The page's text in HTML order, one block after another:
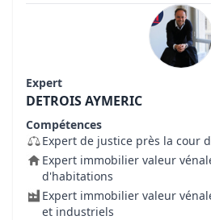
Expert
DETROIS AYMERIC
Compétences
Expert de justice près la cour
Expert immobilier valeur
d'habitations
Expert immobilier valeur
et industriels